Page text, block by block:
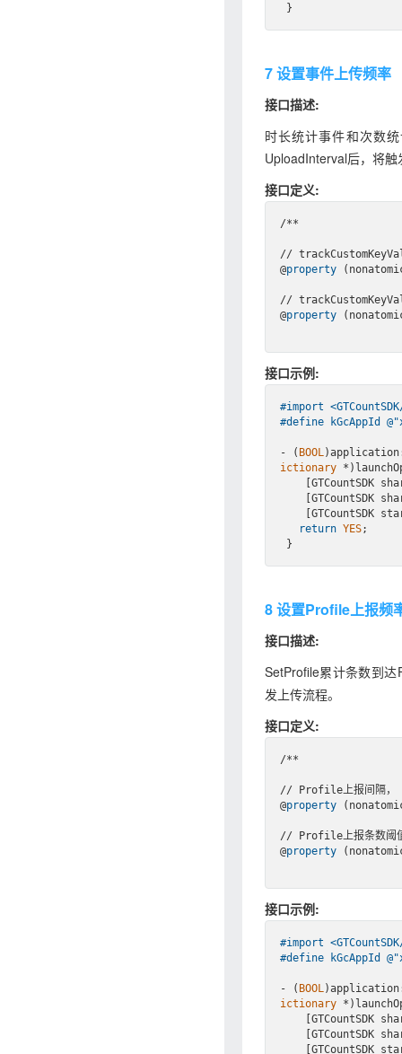
7 设置事件上传频率
接口描述:
时长统计事件和次数
UploadInterval后，将触
接口定义:
/**
//
@property
//
@property
接口示例:
#import
#define kGcAppId @
- ( BOOL
ictionary
[GTCountSDK
[GTCountSDK
[GTCountSDK
return YES;
8 设置Profile上报频
接口描述:
SetProfile累计条数到
发上传流程。
接口定义:
/**
// Profile上报间隔，
@property
// Profile上报条数阈
@property
接口示例:
#import
#define kGcAppId @
- ( BOOL
ictionary
[GTCountSDK
[GTCountSDK
[GTCountSDK